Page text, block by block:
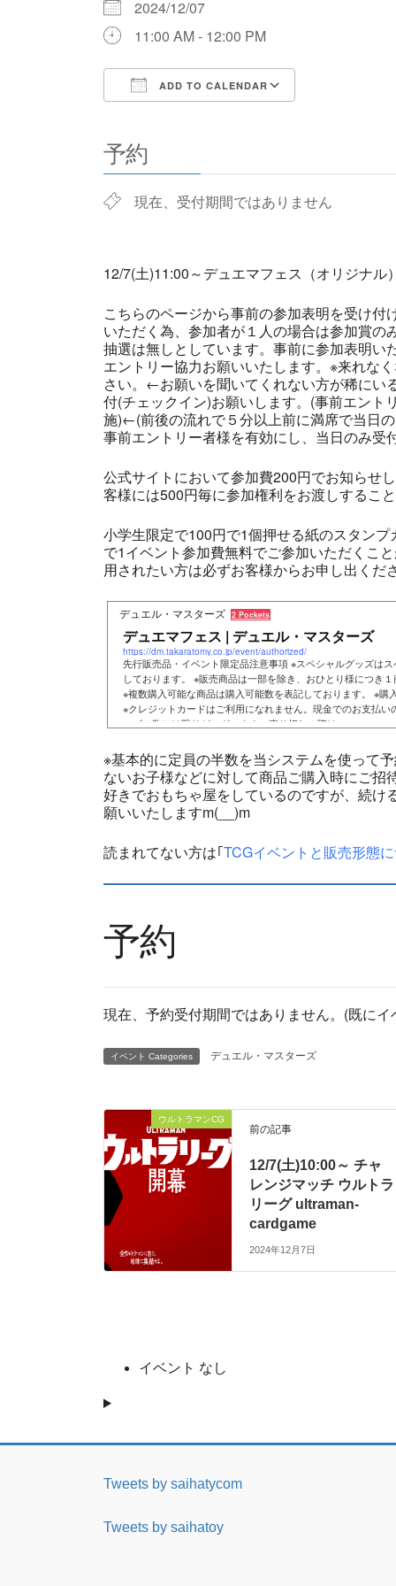
2024/12/07
11:00 AM - 12:00 PM
ADD TO CALENDAR
予約
現在、受付期間ではありません
12/7(土)11:00～デュエマフェス（オリジナル
こちらのページから事前の参加表明を受け
いただく為、参加者が１人の場合は参加賞
抽選は無しとしています。事前に参加表明
エントリー協力お願いいたします。※来れな
さい。←お願いを聞いてくれない方が稀にい
付(チェックイン)お願いします。(事前エン
施)←(前後の流れで５分以上前に満席で当日
事前エントリー者様を有効にし、当日のみ受
公式サイトにおいて参加費200円でお知らせ
客様には500円毎に参加権利をお渡しするこ
小学生限定で100円で1個押せる紙のスタン
で1イベント参加費無料でご参加いただくこ
用されたい方は必ずお客様からお申し出くだ
デュエル・マスターズ 2 Pockets
デュエマフェス | デュエル・マスターズ
https://dm.takaratomy.co.jp/event/authorized/
先行販売品・イベント限定品注意事項 ※スペシャルグッズは
しております。 ※販売商品は一部を除き、おひとり様につき
※複数購入可能な商品は購入可能数を表記しております。 ※購
※クレジットカードはご利用になれません。現金でのお支払
ッズの数には限りがございます。売り切れの際は
※基本的に定員の半数を当システムを使って
ないお子様などに対して商品ご購入時にご
好きでおもちゃ屋をしているのですが、続
願いいたしますm(__)m
読まれてない方は｢TCGイベントと販売形態
予約
現在、予約受付期間ではありません。(既に
イベント Categories デュエル・マスターズ
ウルトラマンCG
前の記事
12/7(土)10:00～ チャ
レンジマッチ ウルトラ
リーグ ultraman-
cardgame
2024年12月7日
イベント なし
Tweets by saihatycom
Tweets by saihatoy